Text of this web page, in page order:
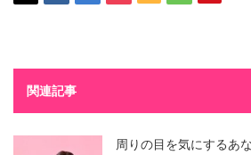
関連記事
周りの目を気にするあ